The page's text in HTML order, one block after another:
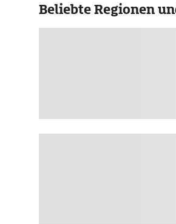
Beliebte Regionen